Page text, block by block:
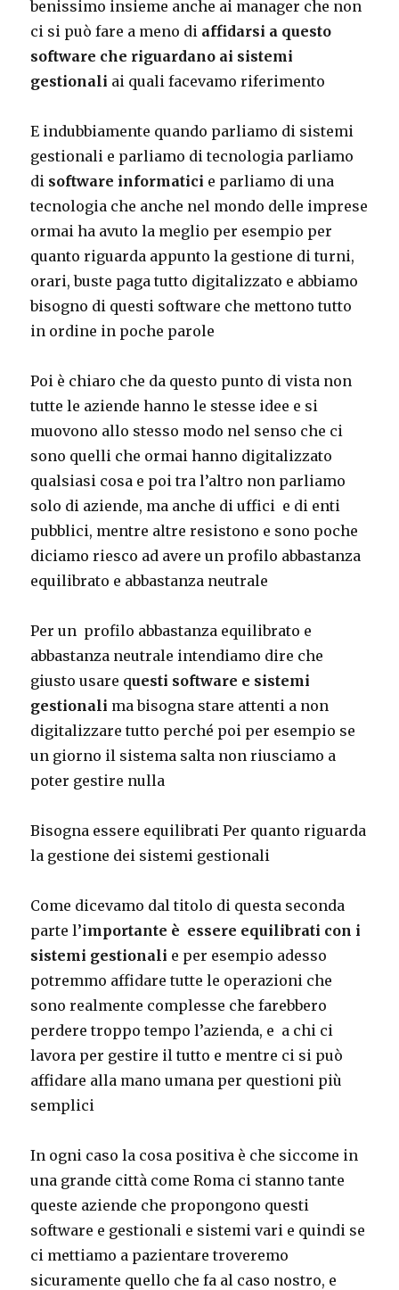
benissimo insieme anche ai manager che non
ci si può fare a meno di affidarsi a questo
software che riguardano ai sistemi
gestionali ai quali facevamo riferimento
E indubbiamente quando parliamo di sistemi
gestionali e parliamo di tecnologia parliamo
di software informatici e parliamo di una
tecnologia che anche nel mondo delle imprese
ormai ha avuto la meglio per esempio per
quanto riguarda appunto la gestione di turni,
orari, buste paga tutto digitalizzato e abbiamo
bisogno di questi software che mettono tutto
in ordine in poche parole
Poi è chiaro che da questo punto di vista non
tutte le aziende hanno le stesse idee e si
muovono allo stesso modo nel senso che ci
sono quelli che ormai hanno digitalizzato
qualsiasi cosa e poi tra l’altro non parliamo
solo di aziende, ma anche di uffici e di enti
pubblici, mentre altre resistono e sono poche
diciamo riesco ad avere un profilo abbastanza
equilibrato e abbastanza neutrale
Per un profilo abbastanza equilibrato e
abbastanza neutrale intendiamo dire che
giusto usare questi software e sistemi
gestionali ma bisogna stare attenti a non
digitalizzare tutto perché poi per esempio se
un giorno il sistema salta non riusciamo a
poter gestire nulla
Bisogna essere equilibrati Per quanto riguarda
la gestione dei sistemi gestionali
Come dicevamo dal titolo di questa seconda
parte l’importante è essere equilibrati con i
sistemi gestionali e per esempio adesso
potremmo affidare tutte le operazioni che
sono realmente complesse che farebbero
perdere troppo tempo l’azienda, e a chi ci
lavora per gestire il tutto e mentre ci si può
affidare alla mano umana per questioni più
semplici
In ogni caso la cosa positiva è che siccome in
una grande città come Roma ci stanno tante
queste aziende che propongono questi
software e gestionali e sistemi vari e quindi se
ci mettiamo a pazientare troveremo
sicuramente quello che fa al caso nostro, e